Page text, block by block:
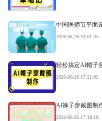
中国医师节平面
2026-06-26 18:01:35
轻松搞定AI帽子
2026-06-26 17:21:05
AI裤子穿戴图制
2026-06-26 17:18:18